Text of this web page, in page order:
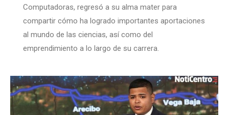
Computadoras, regresó a su alma mater para
compartir cómo ha logrado importantes aportaciones
al mundo de las ciencias, así como del
emprendimiento a lo largo de su carrera.